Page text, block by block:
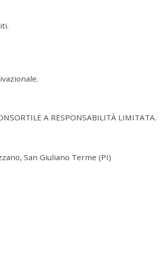
A RESPONSABILITÀ LIMITATA.
San Giuliano Terme (PI)